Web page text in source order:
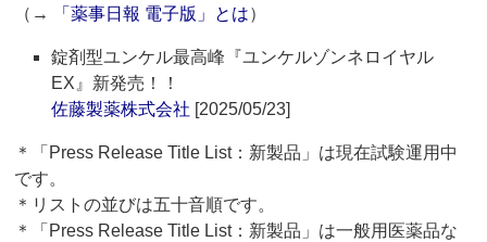
（→
「薬事日報 電子版」とは）
錠剤型ユンケル最高峰『ユンケルゾンネロイヤル
EX』新発売！！
佐藤製薬株式会社 [2025/05/23]
＊「Press Release Title List：新製品」は現在試験運用中
です。
＊リストの並びは五十音順です。
＊「Press Release Title List：新製品」は一般用医薬品な